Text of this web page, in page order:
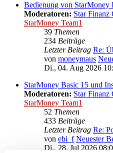
Bedienung von StarMoney
Moderatoren: Star Finanz
StarMoney Team1
39 Themen
234 Beiträge
Letzter Beitrag Re:
von moneymaus
Di., 04. Aug 2026
StarMoney Basic 15 und
Moderatoren: Star Finanz
StarMoney Team1
52 Themen
433 Beiträge
Letzter Beitrag Re:
von ebi_f Neuester
Di., 28. Jul 2026